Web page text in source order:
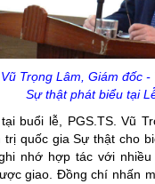
Trọng Lâm, Giám đốc
Sự thật phát biểu tại
buổi lễ, PGS.TS. Vũ
trị quốc gia Sự thật cho
nhớ hợp tác với
giao. Đồng chí nhấn